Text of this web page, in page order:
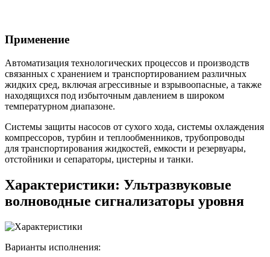
Применение
Автоматизация технологических процессов и производств
связанных с хранением и транспортированием различных
жидких сред, включая агрессивные и взрывоопасные, а также
находящихся под избыточным давлением в широком
температурном диапазоне.
Системы защиты насосов от сухого хода, системы охлаждения
компрессоров, турбин и теплообменников, трубопроводы
для транспортирования жидкостей, емкости и резервуары,
отстойники и сепараторы, цистерны и танки.
Характеристики: Ультразвуковые
волноводные сигнализаторы уровня
Варианты исполнения: